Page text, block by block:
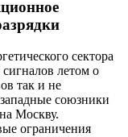
сектора
летом о
так и не
союзники
Москву.
ограничения